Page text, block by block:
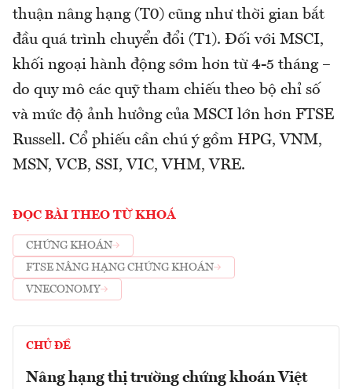
thuận nâng hạng (T0) cũng như thời gian bắt
đầu quá trình chuyển đổi (T1). Đối với MSCI,
khối ngoại hành động sớm hơn từ 4-5 tháng –
do quy mô các quỹ tham chiếu theo bộ chỉ số
và mức độ ảnh hưởng của MSCI lớn hơn FTSE
Russell. Cổ phiếu cần chú ý gồm HPG, VNM,
MSN, VCB, SSI, VIC, VHM, VRE.
ĐỌC BÀI THEO TỪ KHOÁ
CHỨNG KHOÁN
FTSE NÂNG HẠNG CHỨNG KHOÁN
VNECONOMY
CHỦ ĐỀ
Nâng hạng thị trường chứng khoán Việt